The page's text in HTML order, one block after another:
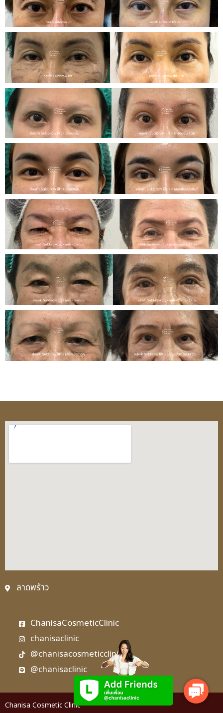
ลาดพร้าว
ChanisaCosmeticClinic
chanisaclinic
@chanisacosmeticclinic
@chanisaclinic
Chanisa Cosmetic Clinic
Contact
Us